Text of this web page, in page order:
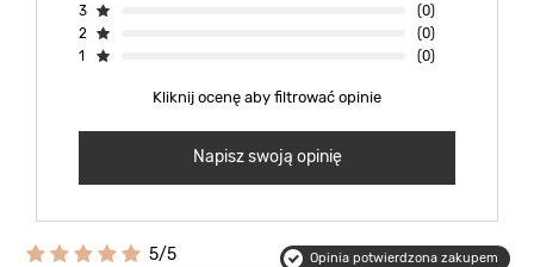
3
(0)
2
(0)
1
(0)
Kliknij ocenę aby filtrować opinie
Napisz swoją opinię
5/5 Opinia potwierdzona zakupem